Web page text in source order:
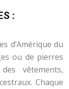
:
d’Amérique du
ou de pierres
vêtements,
Chaque